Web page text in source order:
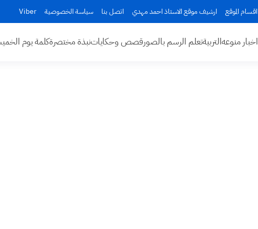
اقسام الموقع ارشيف موقع الاستاذ احمد مهدي اتصل بنا سياسة الخصوصية Viber
اخبار منوعهالتربيةتعلم الرسم بالصورقصص وحكاياتنبذة مختصرةكلمة يوم